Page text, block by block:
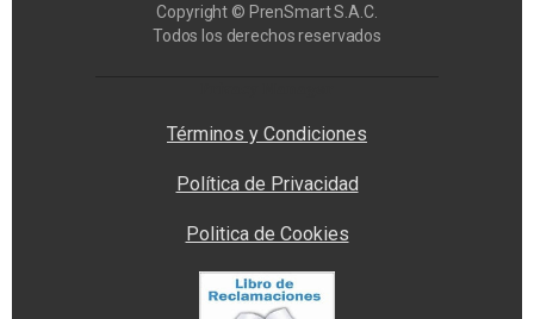
Copyright © PrenSmart S.A.C.
Todos los derechos reservados
Términos y Condiciones
Política de Privacidad
Politica de Cookies